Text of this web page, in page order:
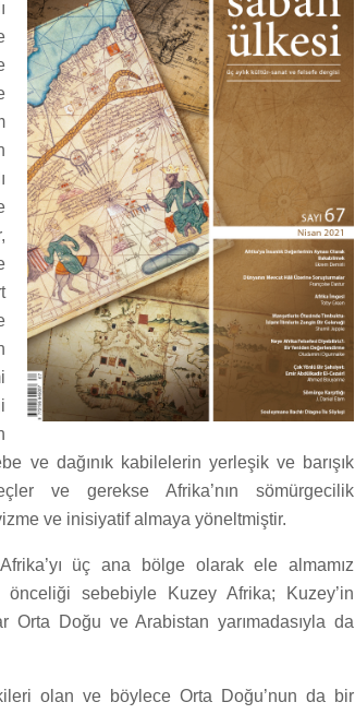
ve dağınık kabilelerin yerleşik ve barışık
ve gerekse Afrika’nın sömürgecilik
ve inisiyatif almaya yöneltmiştir.
Afrika’yı üç ana bölge olarak ele almamız
önceliği sebebiyle Kuzey Afrika; Kuzey’in
Orta Doğu ve Arabistan yarımadasıyla da
olan ve böylece Orta Doğu’nun da bir